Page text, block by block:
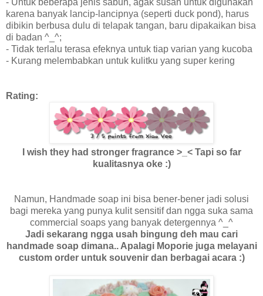
karena banyak lancip-lancipnya (seperti duck pond), harus
dibikin berbusa dulu di telapak tangan, baru dipakaikan bisa
di badan ^_^;
- Tidak terlalu terasa efeknya untuk tiap varian yang kucoba
- Kurang melembabkan untuk kulitku yang super kering
Rating:
I wish they had stronger fragrance >_< Tapi so far
kualitasnya oke :)
Namun, Handmade soap ini bisa bener-bener jadi solusi
bagi mereka yang punya kulit sensitif dan ngga suka sama
commercial soaps yang banyak detergennya ^_^
Jadi sekarang ngga usah bingung deh mau cari
handmade soap dimana.. Apalagi Moporie juga melayani
custom order untuk souvenir dan berbagai acara :)